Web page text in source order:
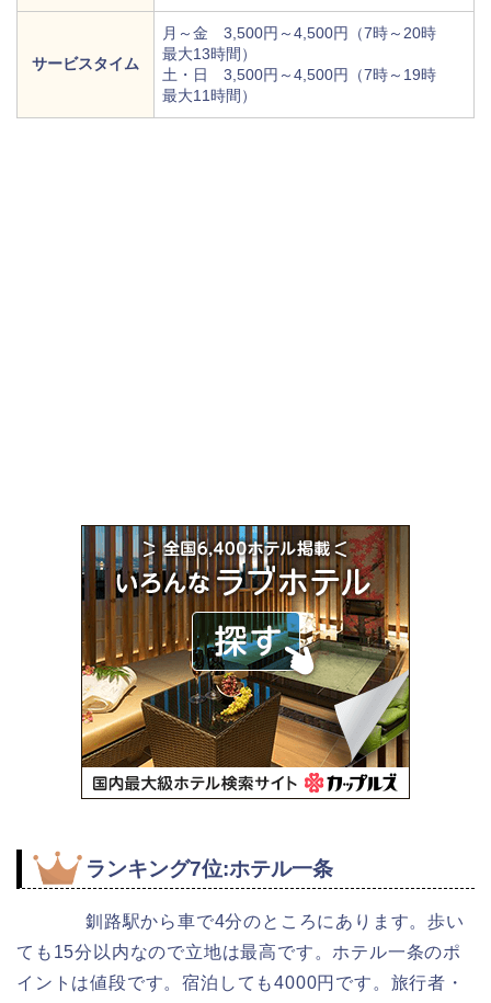
サービスタイム
月～金 3,500円～4,500円（7時～20時
最大13時間）
土・日 3,500円～4,500円（7時～19時
最大11時間）
ランキング7位:ホテル一条
釧路駅から車で4分のところにあります。歩い
ても15分以内なので立地は最高です。ホテル一条のポ
イントは値段です。宿泊しても4000円です。旅行者・